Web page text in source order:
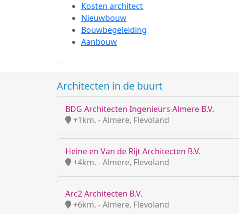
Kosten architect
Nieuwbouw
Bouwbegeleiding
Aanbouw
Architecten in de buurt
BDG Architecten Ingenieurs Almere B.V.
+1km. - Almere, Flevoland
Heine en Van de Rijt Architecten B.V.
+4km. - Almere, Flevoland
Arc2 Architecten B.V.
+6km. - Almere, Flevoland